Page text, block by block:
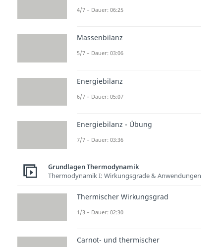
4/7 – Dauer: 06:25
Massenbilanz
5/7 – Dauer: 03:06
Energiebilanz
6/7 – Dauer: 05:07
Energiebilanz - Übung
7/7 – Dauer: 03:36
Grundlagen Thermodynamik
Thermodynamik I: Wirkungsgrade & Anwendungen
Thermischer Wirkungsgrad
1/3 – Dauer: 02:30
Carnot- und thermischer